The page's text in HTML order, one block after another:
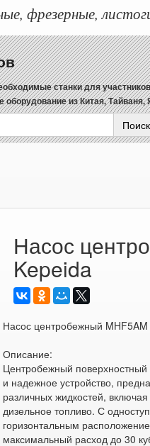
фрезерные,
станки для
из Китая, Тайваня,
Поиск
Насос
Kepeida
Насос центробежный
Описание:
Центробежный
и надежное устройство,
различных жидкостей,
дизельное топливо. С
горизонтальным
максимальный расход до 30